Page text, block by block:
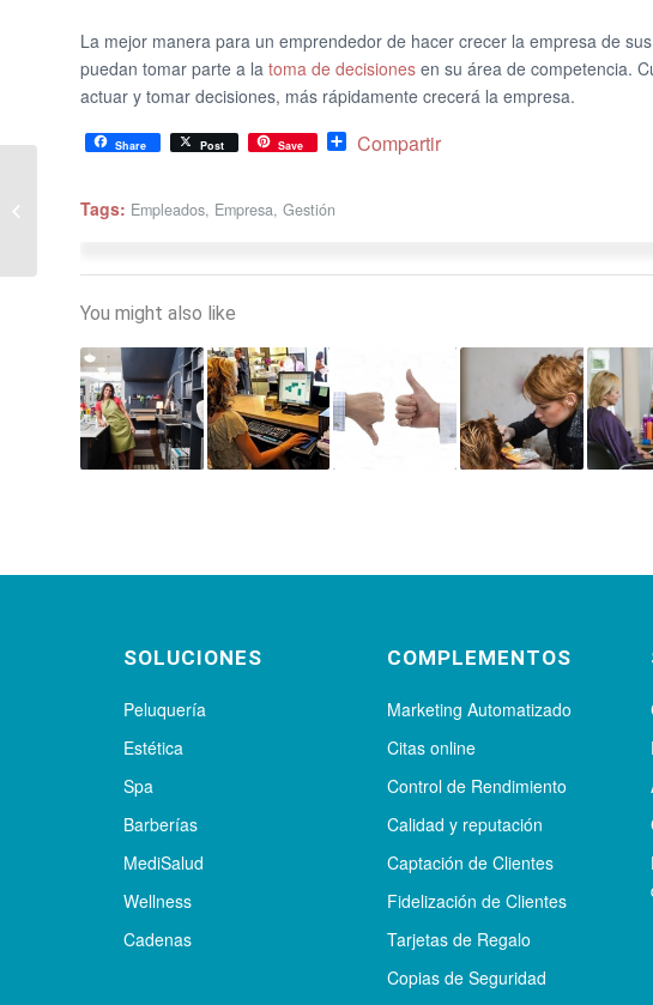
La mejor manera para un emprendedor de hacer crecer la empresa de
puedan tomar parte a la toma de decisiones en su área de competencia.
actuar y tomar decisiones, más rápidamente crecerá la empresa.
Compartir
Share Post Save Share
Tags: Empleados, Empresa, Gestión
You might also like
SOLUCIONES
Peluquería
Estética
Spa
Barberías
MediSalud
Wellness
Cadenas
COMPLEMENTOS
Marketing Automatizado
Citas online
Control de Rendimiento
Calidad y reputación
Captación de Clientes
Fidelización de Clientes
Tarjetas de Regalo
Copias de Seguridad
¿Por qué necesito un
programa de gestión?